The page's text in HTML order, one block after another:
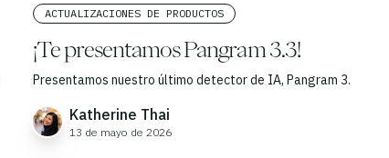
ACTUALIZACIONES DE PRODUCTOS
¡Te presentamos Pangram 3.3!
Presentamos nuestro último detector de IA, Pangram 3.
Katherine Thai
13 de mayo de 2026